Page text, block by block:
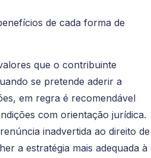
de cada forma de
que o contribuinte
se pretende aderir a
em regra é recomendável
com orientação jurídica.
inadvertida ao direito de
a estratégia mais adequada à